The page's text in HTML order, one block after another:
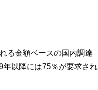
る金額ベースの国内調達
以降には75％が要求され